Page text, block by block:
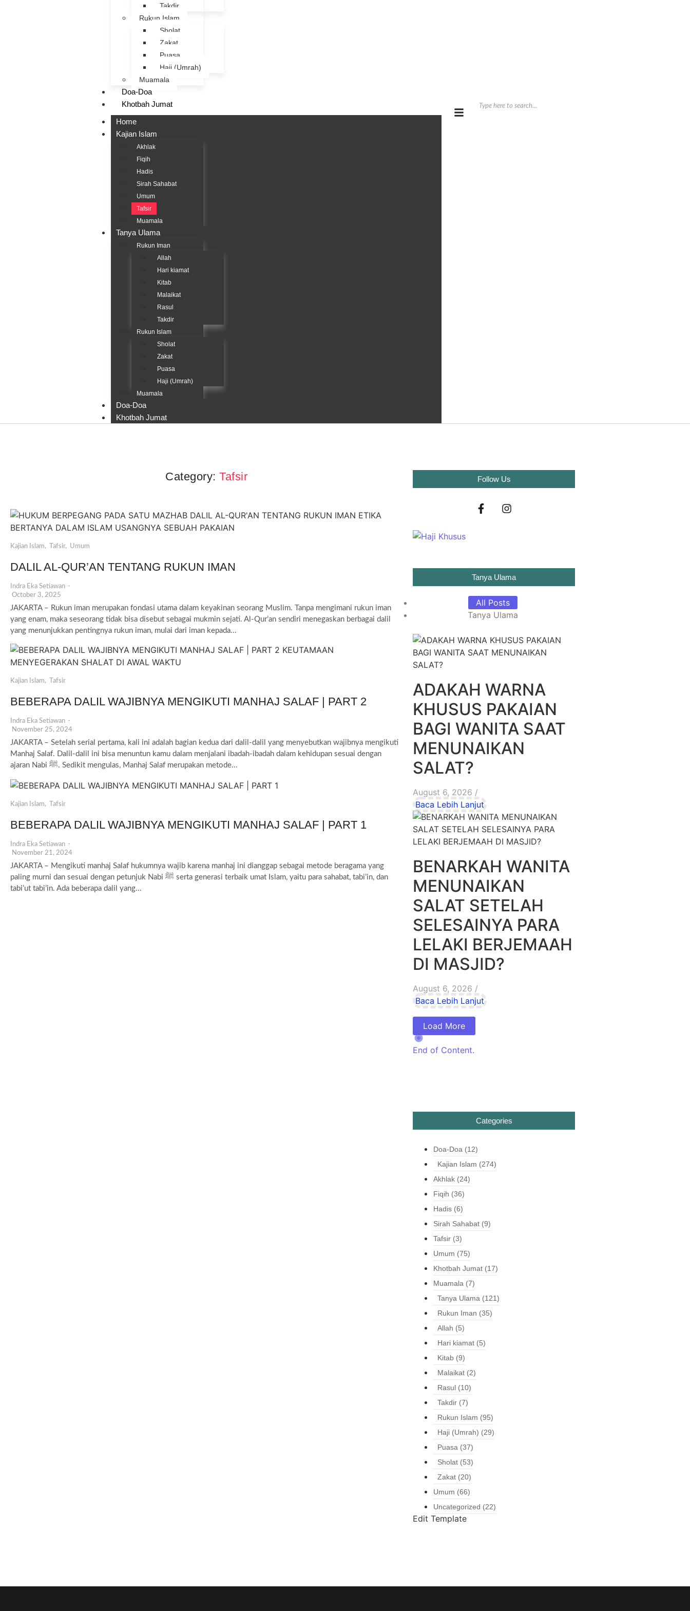
Takdir
Rukun Islam
Sholat
Zakat
Puasa
Haji (Umrah)
Muamala
Doa-Doa
Khotbah Jumat
Home
Kajian Islam
Akhlak
Fiqih
Hadis
Sirah Sahabat
Umum
Tafsir
Muamala
Tanya Ulama
Rukun Iman
Allah
Hari kiamat
Kitab
Malaikat
Rasul
Takdir
Rukun Islam
Sholat
Zakat
Puasa
Haji (Umrah)
Muamala
Doa-Doa
Khotbah Jumat
Category: Tafsir
Kajian Islam, Tafsir, Umum
DALIL AL-QUR’AN TENTANG RUKUN IMAN
Indra Eka Setiawan -
October 3, 2025
JAKARTA – Rukun iman merupakan fondasi utama dalam keyakinan seorang Muslim. Tanpa mengimani rukun iman
yang enam, maka seseorang tidak bisa disebut sebagai mukmin sejati. Al-Qur’an sendiri menegaskan berbagai dalil
yang menunjukkan pentingnya rukun iman, mulai dari iman kepada...
Kajian Islam, Tafsir
BEBERAPA DALIL WAJIBNYA MENGIKUTI MANHAJ SALAF | PART 2
Indra Eka Setiawan -
November 25, 2024
JAKARTA – Setelah serial pertama, kali ini adalah bagian kedua dari dalil-dalil yang menyebutkan wajibnya mengikuti
Manhaj Salaf. Dalil-dalil ini bisa menuntun kamu dalam menjalani ibadah-ibadah dalam kehidupan sesuai dengan
ajaran Nabi ﷺ. Sedikit mengulas, Manhaj Salaf merupakan metode...
Kajian Islam, Tafsir
BEBERAPA DALIL WAJIBNYA MENGIKUTI MANHAJ SALAF | PART 1
Indra Eka Setiawan -
November 21, 2024
JAKARTA – Mengikuti manhaj Salaf hukumnya wajib karena manhaj ini dianggap sebagai metode beragama yang
paling murni dan sesuai dengan petunjuk Nabi ﷺ serta generasi terbaik umat Islam, yaitu para sahabat, tabi’in, dan
tabi’ut tabi’in. Ada beberapa dalil yang...
Follow Us
Tanya Ulama
All Posts
Tanya Ulama
ADAKAH WARNA
KHUSUS PAKAIAN
BAGI WANITA SAAT
MENUNAIKAN
SALAT?
August 6, 2026 /
Baca Lebih Lanjut
BENARKAH WANITA
MENUNAIKAN
SALAT SETELAH
SELESAINYA PARA
LELAKI BERJEMAAH
DI MASJID?
August 6, 2026 /
Baca Lebih Lanjut
Load More
End of Content.
Categories
Doa-Doa (12)
Kajian Islam (274)
Akhlak (24)
Fiqih (36)
Hadis (6)
Sirah Sahabat (9)
Tafsir (3)
Umum (75)
Khotbah Jumat (17)
Muamala (7)
Tanya Ulama (121)
Rukun Iman (35)
Allah (5)
Hari kiamat (5)
Kitab (9)
Malaikat (2)
Rasul (10)
Takdir (7)
Rukun Islam (95)
Haji (Umrah) (29)
Puasa (37)
Sholat (53)
Zakat (20)
Umum (66)
Uncategorized (22)
Edit Template